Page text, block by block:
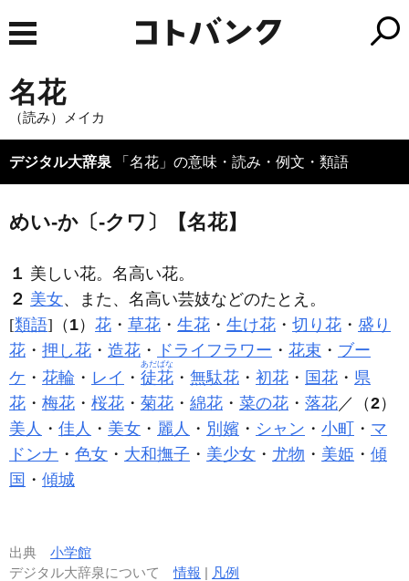
名花
（読み）メイカ
デジタル大辞泉 「名花」の意味・読み・例文・類語
めい‐か〔‐クワ〕【名花】
１ 美しい花。名高い花。
２ 美女、また、名高い芸妓などのたとえ。
[類語]（ 1） 花 ・ 草花 ・ 生花 ・ 生け花 ・ 切り花 ・ 盛り
花 ・ 押し花 ・ 造花 ・ ドライフラワー ・ 花束 ・ ブー
ケ ・ 花輪 ・ レイ ・ 徒花
あだばな
・ 無駄花 ・ 初花 ・ 国花 ・ 県
花 ・ 梅花 ・ 桜花 ・ 菊花 ・ 綿花 ・ 菜の花 ・ 落花／（2）
美人 ・ 佳人 ・ 美女 ・ 麗人 ・ 別嬪 ・ シャン ・ 小町 ・ マ
ドンナ ・ 色女 ・ 大和撫子 ・ 美少女 ・ 尤物 ・ 美姫 ・ 傾
国 ・ 傾城
出典 小学館
デジタル大辞泉について情報 | 凡例